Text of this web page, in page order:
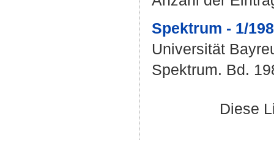
Spektrum - 1/
Universität
Spektrum. Bd.
Diese